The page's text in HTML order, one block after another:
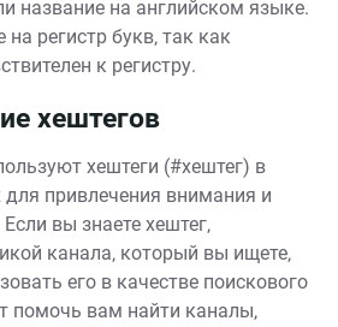
название на английском языке.
регистр букв‚ так как
к регистру.
хештегов
хештеги (#хештег) в
для привлечения внимания и
вы знаете хештег‚
канала‚ который вы ищете‚
его в качестве поискового
помочь вам найти каналы‚